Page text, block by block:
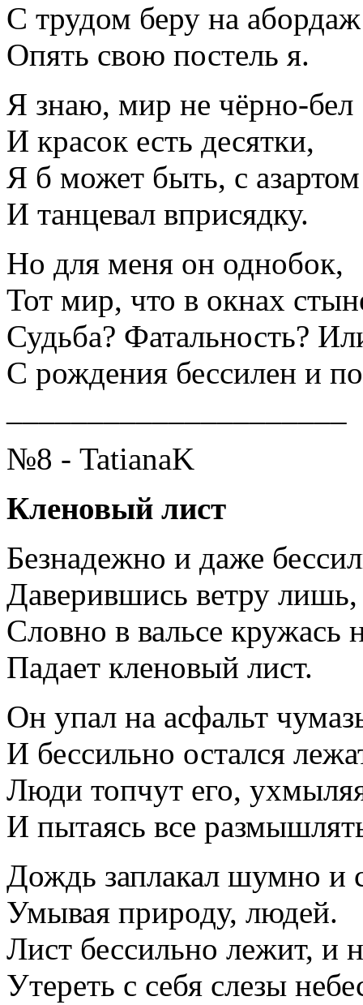
С трудом беру на абордаж
Опять свою постель я.
Я знаю, мир не чёрно-бел
И красок есть десятки,
Я б может быть, с
И танцевал вприсядку.
Но для меня он однобок,
Тот мир, что в окнах
Судьба? Фатальность?
С рождения бессилен и
№8 - TatianaK
Кленовый лист
Безнадежно и даже
Даверившись ветру лишь,
Словно в вальсе кружась
Падает кленовый лист.
Он упал на асфальт
И бессильно остался
Люди топчут его,
И пытаясь все
Дождь заплакал шумно и
Умывая природу, людей.
Лист бессильно лежит, и
Утереть с себя слезы